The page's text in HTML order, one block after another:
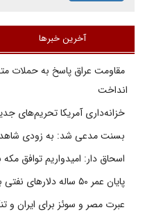
آخرین خبرها
مقاومت عراق پاسخ به حملات
انداخت
خزانه‌داری آمریکا تحریم‌های
بسنت مدعی شد: به زودی شاهد
اسحاق دار: امیدواریم توافق
پایان عمر ۵۰ ساله دلارهای نفتی به دست ایران
عبرت مصر و سوئز برای ایران و